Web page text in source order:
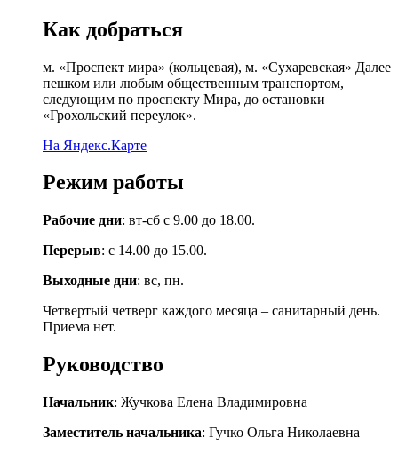
Как добраться
м. «Проспект мира» (кольцевая), м. «Сухаревская» Далее
пешком или любым общественным транспортом,
следующим по проспекту Мира, до остановки
«Грохольский переулок».
На Яндекс.Карте
Режим работы
Рабочие дни: вт-сб с 9.00 до 18.00.
Перерыв: с 14.00 до 15.00.
Выходные дни: вс, пн.
Четвертый четверг каждого месяца – санитарный день.
Приема нет.
Руководство
Начальник: Жучкова Елена Владимировна
Заместитель начальника: Гучко Ольга Николаевна